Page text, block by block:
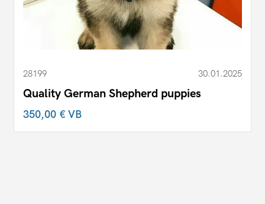
28199 30.01.2025
Quality German Shepherd puppies
350,00 €VB